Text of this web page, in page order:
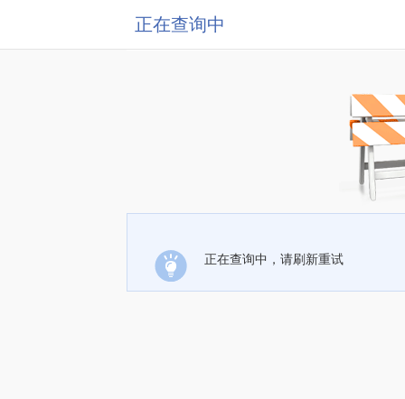
正在查询中
正在查询中，请刷新重试